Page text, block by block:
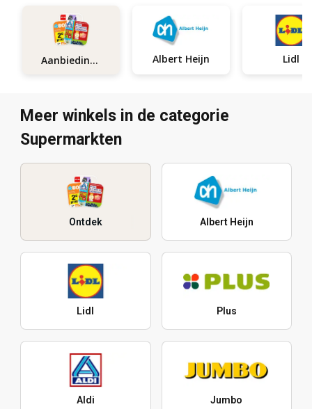
Aanbiedingen Albert Heijn Lidl
Meer winkels in de categorie
Supermarkten
Ontdek Albert Heijn
Lidl Plus
Aldi Jumbo